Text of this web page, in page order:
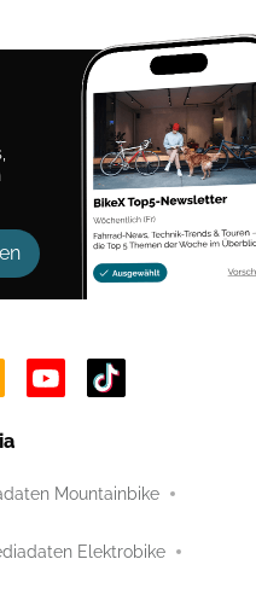
Mountainbike
Elektrobike